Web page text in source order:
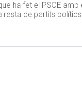
ha fet el PSOE amb
resta de partits polítics